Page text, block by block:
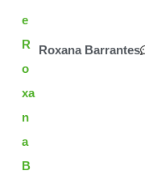
Roxana Barrantes